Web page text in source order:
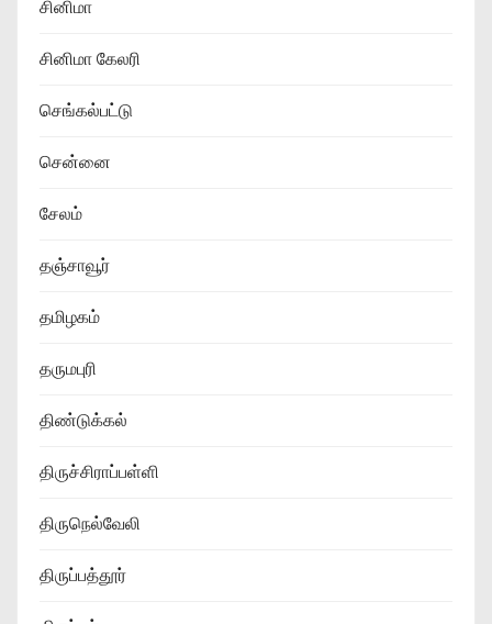
சினிமா
சினிமா கேலரி
செங்கல்பட்டு
சென்னை
சேலம்
தஞ்சாவூர்
தமிழகம்
தருமபுரி
திண்டுக்கல்
திருச்சிராப்பள்ளி
திருநெல்வேலி
திருப்பத்தூர்